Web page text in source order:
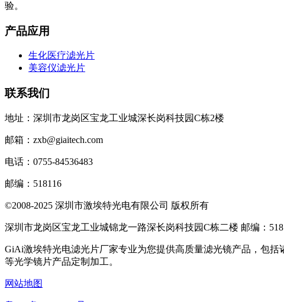
验。
产品应用
生化医疗滤光片
美容仪滤光片
联系我们
地址：深圳市龙岗区宝龙工业城深长岗科技园C栋2楼
邮箱：zxb@giaitech.com
电话：0755-84536483
邮编：518116
©2008-2025 深圳市激埃特光电有限公司 版权所有
深圳市龙岗区宝龙工业城锦龙一路深长岗科技园C栋二楼 邮编：
GiAi激埃特光电滤光片厂家专业为您提供高质量滤光镜产品，包
等光学镜片产品定制加工。
网站地图